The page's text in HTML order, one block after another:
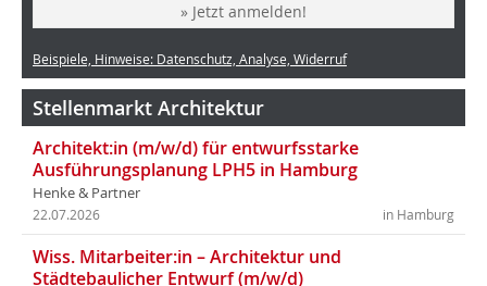
» Jetzt anmelden!
Beispiele, Hinweise: Datenschutz, Analyse, Widerruf
Stellenmarkt Architektur
Architekt:in (m/w/d) für entwurfsstarke
Ausführungsplanung LPH5 in Hamburg
Henke & Partner
in Hamburg
22.07.2026
Wiss. Mitarbeiter:in – Architektur und
Städtebaulicher Entwurf (m/w/d)